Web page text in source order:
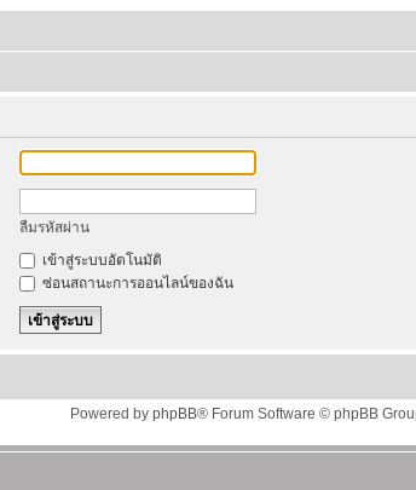
ลืมรหัสผ่าน
เข้าสู่ระบบอัตโนมัติ
ซ่อนสถานะการออนไลน์ของฉัน
Powered by phpBB® Forum Software © phpBB